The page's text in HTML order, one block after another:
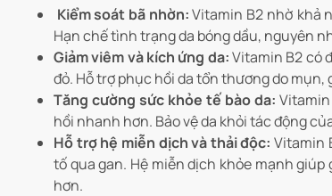
Kiểm soát bã nhờn:Vitamin B2 nhờ khả
Hạn chế tình trạng da bóng dầu, nguyên
Giảm viêm và kích ứng da:Vitamin B2 có
đỏ. Hỗ trợ phục hồi da tổn thương do
Tăng cường sức khỏe tế bào da:
hồi nhanh hơn. Bảo vệ da khỏi tác động
Hỗ trợ hệ miễn dịch và thải độc: Vitamin
tố qua gan. Hệ miễn dịch khỏe mạnh
hơn.